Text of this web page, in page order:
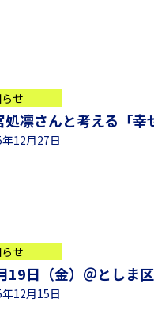
せ
処凛さんと考える「
12月27日
せ
19日（金）＠としま
12月15日